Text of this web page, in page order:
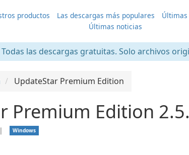
productos Las descargas más populares
Últimas
Últimas noticias
Todas las descargas gratuitas. Solo archivos
UpdateStar Premium Edition
Premium Edition
❘ Windows